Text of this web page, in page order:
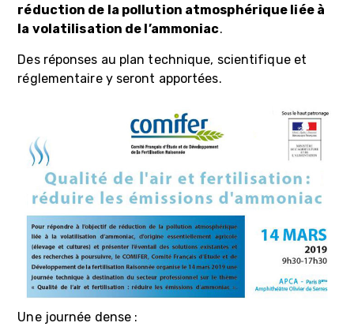
réduction de la pollution atmosphérique liée à
la volatilisation de l’ammoniac.
Des réponses au plan technique, scientifique et
réglementaire y seront apportées.
Une journée dense :